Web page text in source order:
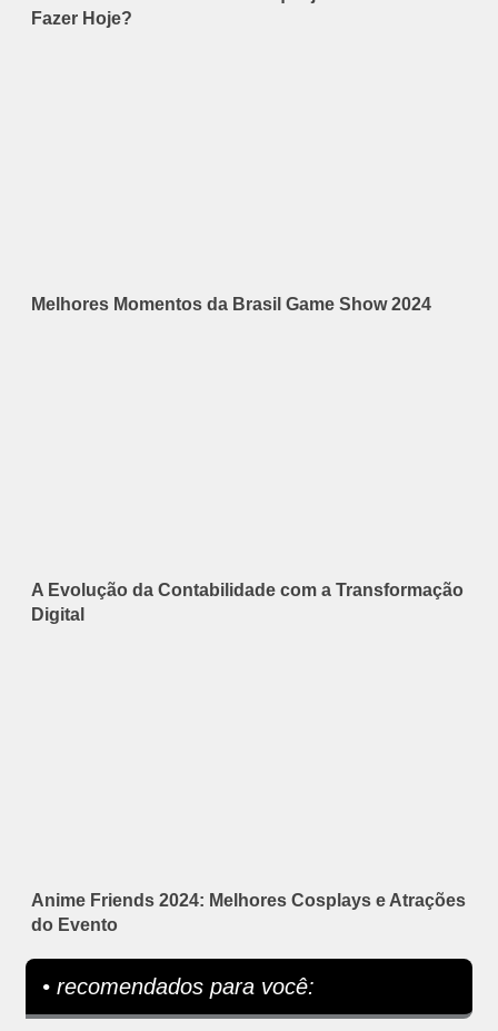
Fazer Hoje?
Melhores Momentos da Brasil Game Show 2024
A Evolução da Contabilidade com a Transformação
Digital
Anime Friends 2024: Melhores Cosplays e Atrações
do Evento
• recomendados para você: